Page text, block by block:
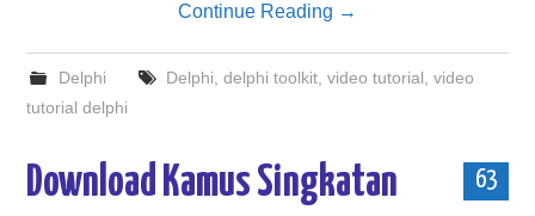
Continue Reading →
Delphi Delphi delphi toolkit, video tutorial video
tutorial delphi
63
Download Kamus Singkatan